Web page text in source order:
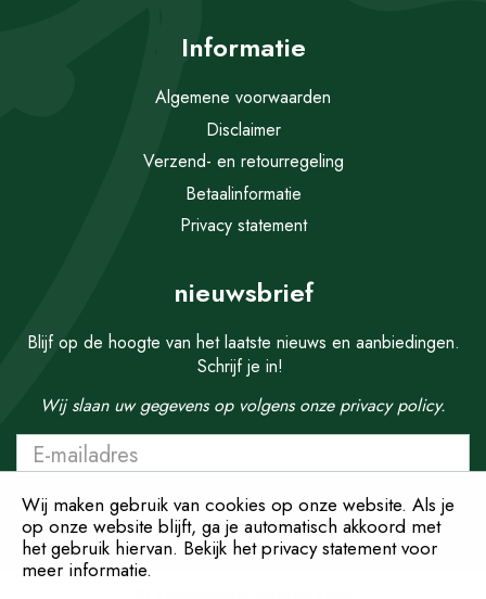
Informatie
Algemene voorwaarden
Disclaimer
Verzend- en retourregeling
Betaalinformatie
Privacy statement
nieuwsbrief
Blijf op de hoogte van het laatste nieuws en aanbiedingen.
Schrijf je in!
Wij slaan uw gegevens op volgens onze privacy policy.
Wij maken gebruik van cookies op onze website. Als je
op onze website blijft, ga je automatisch akkoord met
het gebruik hiervan. Bekijk het privacy statement voor
meer informatie.